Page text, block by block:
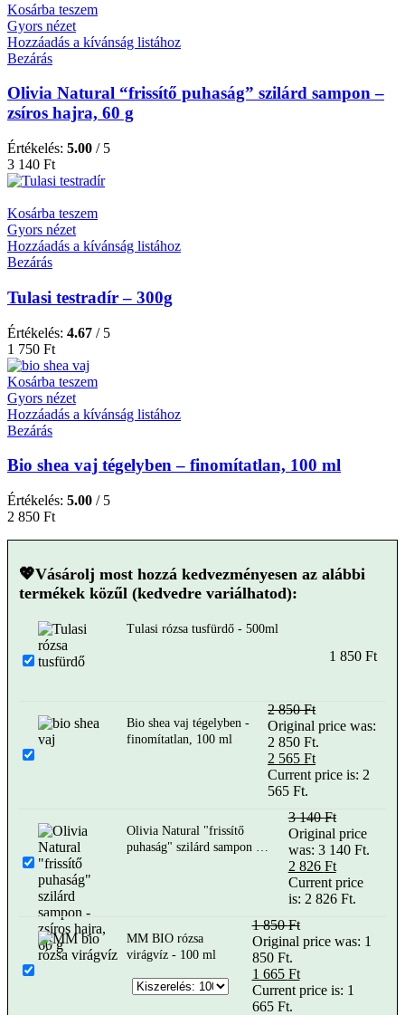
Kosárba teszem
Gyors nézet
Hozzáadás a kívánság listához
Bezárás
Olivia Natural “frissítő puhaság” szilárd sampon –
zsíros hajra, 60 g
Értékelés: 5.00 / 5
3 140 Ft
Kosárba teszem
Gyors nézet
Hozzáadás a kívánság listához
Bezárás
Tulasi testradír – 300g
Értékelés: 4.67 / 5
1 750 Ft
Kosárba teszem
Gyors nézet
Hozzáadás a kívánság listához
Bezárás
Bio shea vaj tégelyben – finomítatlan, 100 ml
Értékelés: 5.00 / 5
2 850 Ft
💖Vásárolj most hozzá kedvezményesen az alábbi
termékek közűl (kedvedre variálhatod):
Tulasi rózsa tusfürdő - 500ml
1 850 Ft
Bio shea vaj tégelyben -
finomítatlan, 100 ml
2 850Ft
Original price was:
2 850 Ft.
2 565 Ft
Current price is: 2
565 Ft.
Olivia Natural "frissítő
puhaság" szilárd sampon -
3 140Ft
Original price
was: 3 140 Ft.
2 826 Ft
Current price
is: 2 826 Ft.
MM BIO rózsa
virágvíz - 100 ml
1 850Ft
Original price was: 1
850 Ft.
1 665 Ft
Current price is: 1
665 Ft.